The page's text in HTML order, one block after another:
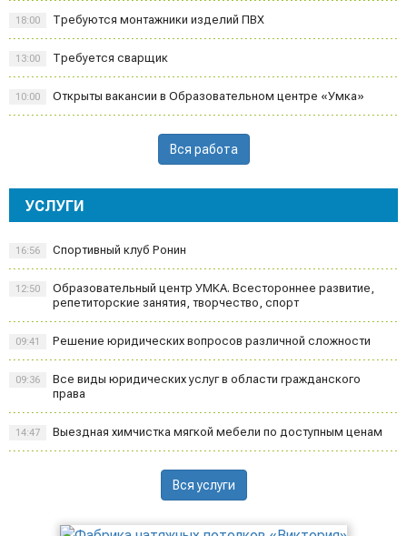
Требуются монтажники изделий ПВХ
18:00
Требуется сварщик
13:00
Открыты вакансии в Образовательном центре «Умка»
10:00
Вся работа
УСЛУГИ
Спортивный клуб Ронин
16:56
Образовательный центр УМКА. Всестороннее развитие,
репетиторские занятия, творчество, спорт
12:50
Решение юридических вопросов различной сложности
09:41
Все виды юридических услуг в области гражданского
права
09:36
Выездная химчистка мягкой мебели по доступным ценам
14:47
Вся услуги